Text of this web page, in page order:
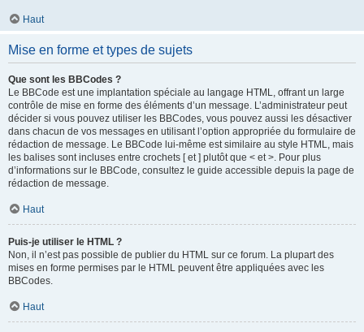
Haut
Mise en forme et types de sujets
Que sont les BBCodes ?
Le BBCode est une implantation spéciale au langage HTML, offrant un large
contrôle de mise en forme des éléments d’un message. L’administrateur peut
décider si vous pouvez utiliser les BBCodes, vous pouvez aussi les désactiver
dans chacun de vos messages en utilisant l’option appropriée du formulaire de
rédaction de message. Le BBCode lui-même est similaire au style HTML, mais
les balises sont incluses entre crochets [ et ] plutôt que < et >. Pour plus
d’informations sur le BBCode, consultez le guide accessible depuis la page de
rédaction de message.
Haut
Puis-je utiliser le HTML ?
Non, il n’est pas possible de publier du HTML sur ce forum. La plupart des
mises en forme permises par le HTML peuvent être appliquées avec les
BBCodes.
Haut